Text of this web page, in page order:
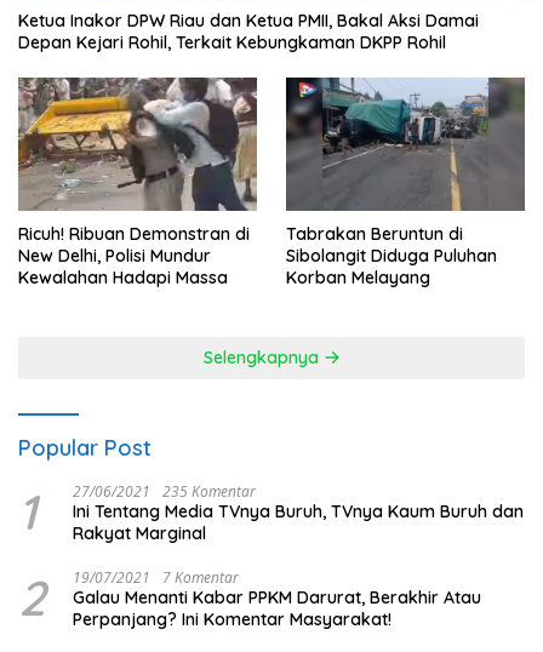
Ketua Inakor DPW Riau dan Ketua PMII, Bakal Aksi Damai
Depan Kejari Rohil, Terkait Kebungkaman DKPP Rohil
Ricuh! Ribuan Demonstran di
New Delhi, Polisi Mundur
Kewalahan Hadapi Massa
Tabrakan Beruntun di
Sibolangit Diduga Puluhan
Korban Melayang
Selengkapnya
Popular Post
1 27/06/2021 235 Komentar
Ini Tentang Media TVnya Buruh, TVnya Kaum Buruh dan
Rakyat Marginal
2 19/07/2021 7 Komentar
Galau Menanti Kabar PPKM Darurat, Berakhir Atau
Perpanjang? Ini Komentar Masyarakat!